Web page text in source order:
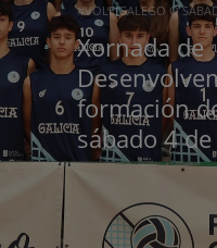
#VOLEIGALEGO O
Xornada de
formación
sábado 4